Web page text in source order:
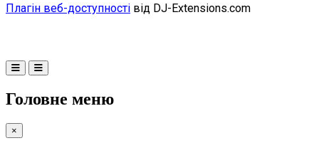
Плагін веб-доступності від DJ-Extensions.com
Головне меню
×